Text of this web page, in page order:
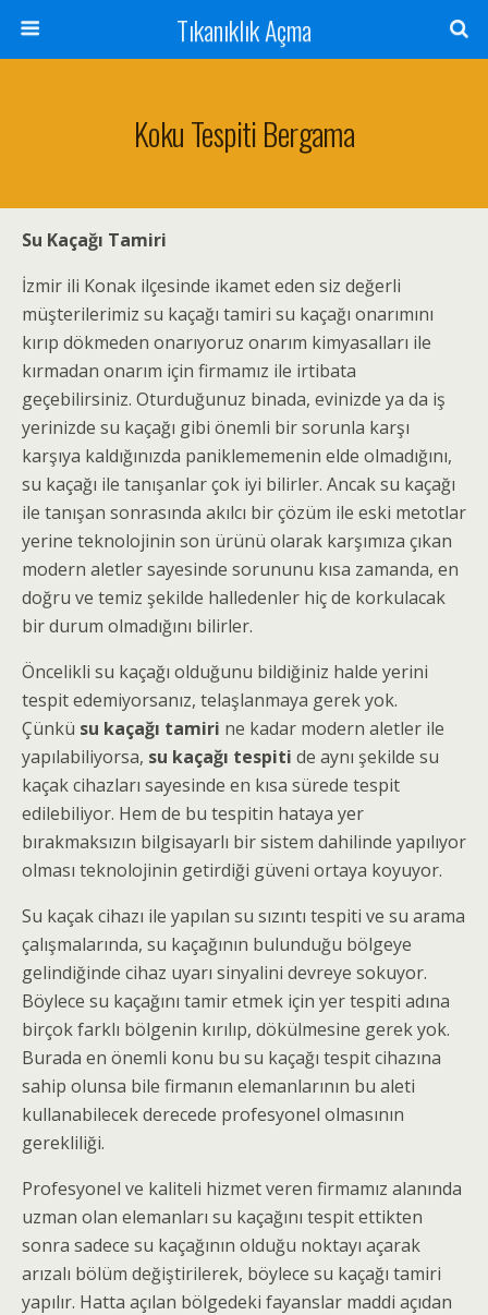
Tıkanıklık Açma
Koku Tespiti Bergama
Su Kaçağı Tamiri
İzmir ili Konak ilçesinde ikamet eden siz değerli
müşterilerimiz su kaçağı tamiri su kaçağı onarımını
kırıp dökmeden onarıyoruz onarım kimyasalları ile
kırmadan onarım için firmamız ile irtibata
geçebilirsiniz. Oturduğunuz binada, evinizde ya da iş
yerinizde su kaçağı gibi önemli bir sorunla karşı
karşıya kaldığınızda paniklememenin elde olmadığını,
su kaçağı ile tanışanlar çok iyi bilirler. Ancak su kaçağı
ile tanışan sonrasında akılcı bir çözüm ile eski metotlar
yerine teknolojinin son ürünü olarak karşımıza çıkan
modern aletler sayesinde sorununu kısa zamanda, en
doğru ve temiz şekilde halledenler hiç de korkulacak
bir durum olmadığını bilirler.
Öncelikli su kaçağı olduğunu bildiğiniz halde yerini
tespit edemiyorsanız, telaşlanmaya gerek yok.
Çünkü su kaçağı tamiri ne kadar modern aletler ile
yapılabiliyorsa, su kaçağı tespiti de aynı şekilde su
kaçak cihazları sayesinde en kısa sürede tespit
edilebiliyor. Hem de bu tespitin hataya yer
bırakmaksızın bilgisayarlı bir sistem dahilinde yapılıyor
olması teknolojinin getirdiği güveni ortaya koyuyor.
Su kaçak cihazı ile yapılan su sızıntı tespiti ve su arama
çalışmalarında, su kaçağının bulunduğu bölgeye
gelindiğinde cihaz uyarı sinyalini devreye sokuyor.
Böylece su kaçağını tamir etmek için yer tespiti adına
birçok farklı bölgenin kırılıp, dökülmesine gerek yok.
Burada en önemli konu bu su kaçağı tespit cihazına
sahip olunsa bile firmanın elemanlarının bu aleti
kullanabilecek derecede profesyonel olmasının
gerekliliği.
Profesyonel ve kaliteli hizmet veren firmamız alanında
uzman olan elemanları su kaçağını tespit ettikten
sonra sadece su kaçağının olduğu noktayı açarak
arızalı bölüm değiştirilerek, böylece su kaçağı tamiri
yapılır. Hatta açılan bölgedeki fayanslar maddi açıdan